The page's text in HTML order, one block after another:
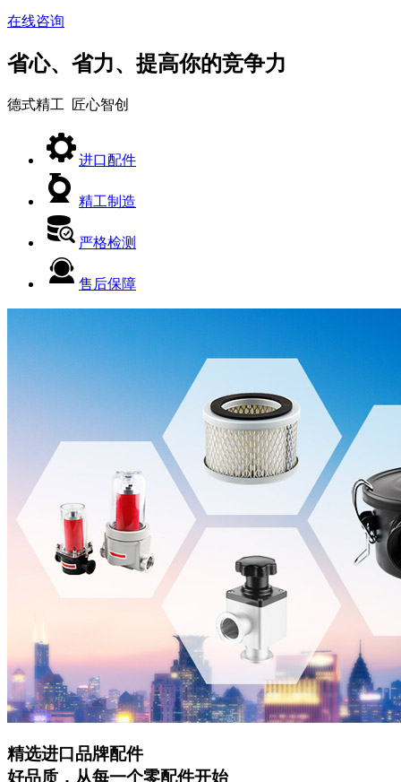
在线咨询
省心、省力、提高你的竞争力
德式精工 匠心智创
进口配件
精工制造
严格检测
售后保障
精选进口品牌配件
好品质，从每一个零配件开始